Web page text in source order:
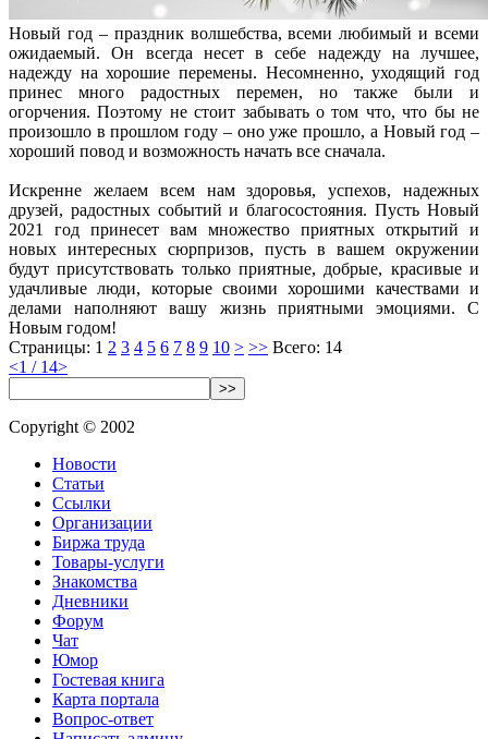
Новый год – праздник волшебства, всеми любимый и всеми
ожидаемый. Он всегда несет в себе надежду на лучшее,
надежду на хорошие перемены. Несомненно, уходящий год
принес много радостных перемен, но также были и
огорчения. Поэтому не стоит забывать о том что, что бы не
произошло в прошлом году – оно уже прошло, а Новый год –
хороший повод и возможность начать все сначала.
Искренне желаем всем нам здоровья, успехов, надежных
друзей, радостных событий и благосостояния. Пусть Новый
2021 год принесет вам множество приятных открытий и
новых интересных сюрпризов, пусть в вашем окружении
будут присутствовать только приятные, добрые, красивые и
удачливые люди, которые своими хорошими качествами и
делами наполняют вашу жизнь приятными эмоциями. С
Новым годом!
Страницы: 1 2 3 4 5 6 7 8 9 10 > >> Всего: 14
<1 / 14>
>>
Copyright © 2002
Новости
Статьи
Ссылки
Организации
Биржа труда
Товары-услуги
Знакомства
Дневники
Форум
Чат
Юмор
Гостевая книга
Карта портала
Вопрос-ответ